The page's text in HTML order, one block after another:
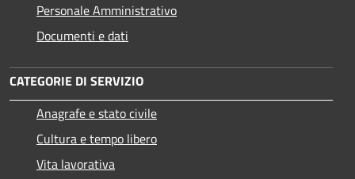
Personale Amministrativo
Documenti e dati
CATEGORIE DI SERVIZIO
Anagrafe e stato civile
Cultura e tempo libero
Vita lavorativa